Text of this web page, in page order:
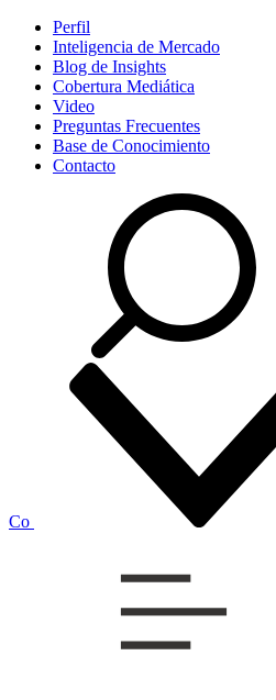
Perfil
Inteligencia de Mercado
Blog de Insights
Cobertura Mediática
Video
Preguntas Frecuentes
Base de Conocimiento
Contacto
Co